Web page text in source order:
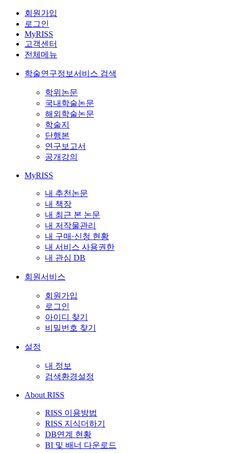
회원가입
로그인
MyRISS
고객센터
전체메뉴
학술연구정보서비스 검색
학위논문
국내학술논문
해외학술논문
학술지
단행본
연구보고서
공개강의
MyRISS
내 추천논문
내 책장
내 최근 본 논문
내 저작물관리
내 구매·신청 현황
내 서비스 사용권한
내 관심 DB
회원서비스
회원가입
로그인
아이디 찾기
비밀번호 찾기
설정
내 정보
검색환경설정
About RISS
RISS 이용방법
RISS 지식더하기
DB연계 현황
BI 및 배너 다운로드